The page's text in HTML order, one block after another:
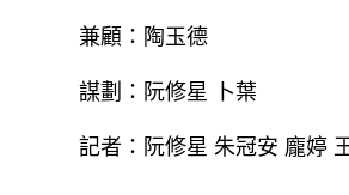
兼顧：陶玉德
謀劃：阮修星 卜葉
記者：阮修星 朱冠安 龐婷